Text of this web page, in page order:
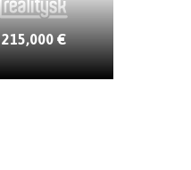
215,000 €